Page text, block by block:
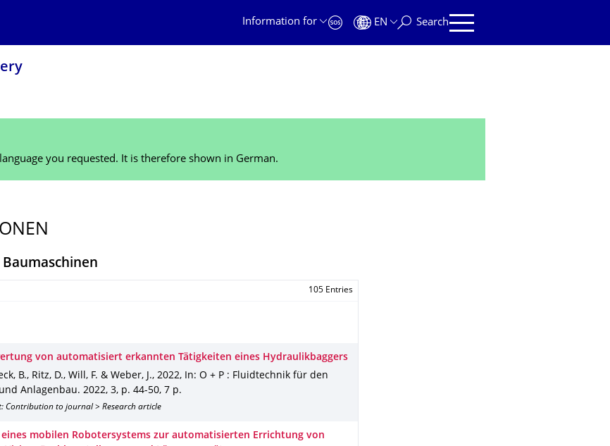
Information for
EN Search
you requested. It is therefore shown in German.
105 Entries
von automatisiert erkannten Tätigkeiten eines Hydraulikbaggers
B., Ritz, D., Will, F. & Weber, J., 2022,
In: O + P : Fluidtechnik für den
Anlagenbau. 2022, 3, p. 44-50, 7 p.
Contribution to journal > Research article
eines mobilen Robotersystems zur automatisierten Errichtung von